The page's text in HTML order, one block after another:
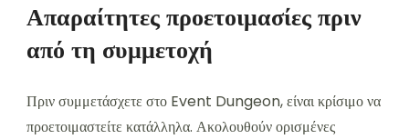
Απαραίτητες προετοιμασίες πριν
από τη συμμετοχή
Πριν συμμετάσχετε στο Event Dungeon, είναι κρίσιμο να
προετοιμαστείτε κατάλληλα. Ακολουθούν ορισμένες